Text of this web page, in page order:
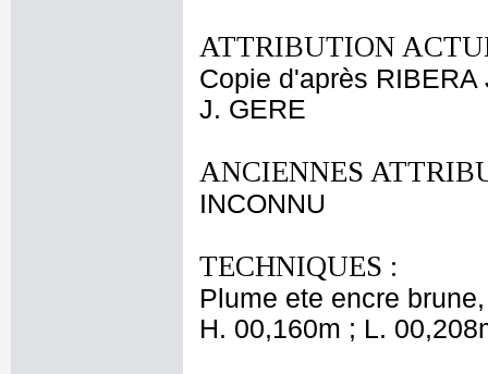
ATTRIBUTION
Copie d'après RIBERA
J. GERE
ANCIENNES
INCONNU
TECHNIQUES :
Plume ete encre
H. 00,160m ; L.